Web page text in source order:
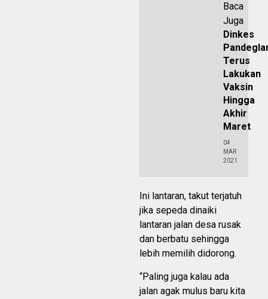
Baca
Juga
Dinkes
Terus
Lakukan
Vaksin
Hingga
Akhir
Maret
04
MAR
2021
Ini lantaran, takut terjatuh
jika sepeda dinaiki
lantaran jalan desa rusak
dan berbatu sehingga
lebih memilih didorong.
“Paling juga kalau ada
jalan agak mulus baru kita